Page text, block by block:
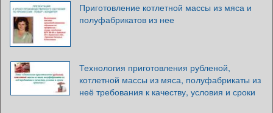
Приготовление котлетной массы из мяса и
полуфабрикатов из нее
Технология приготовления рубленой,
котлетной массы из мяса, полуфабрикаты из
неё требования к качеству, условия и сроки